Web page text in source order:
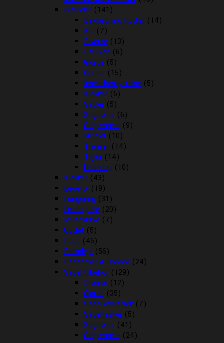
Islænder (141)
Beklædning Rytter (14)
Bid (7)
Diverse (13)
Dækken (6)
Gjorde (5)
Grimer (15)
Insektbeskyttelse (5)
Klokker (6)
Sadler (5)
Stigbøjler (6)
Stigremme (9)
strigler (10)
Trenser (14)
Tøjler (14)
Underlag (10)
Klokker (43)
Legetøj (19)
Longering (31)
Læderpleje (20)
Mundkurve (7)
Outlet (5)
Pads (45)
Pelspleje (56)
Rebgrimer & Cordeo (24)
Sadel tilbehør (129)
Diverse (12)
Gjorde (35)
Sadel overtræk (7)
Sadeltasker (5)
Stigbøjler (41)
Stigremme (24)